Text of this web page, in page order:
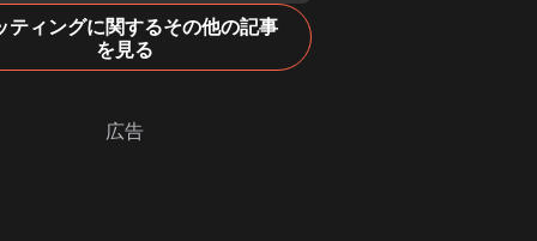
ティングに関するその他の記事
を見る